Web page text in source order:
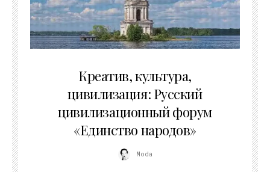
Креатив, культура,
цивилизация: Русский
цивилизационный форум
«Единство народов»
Moda